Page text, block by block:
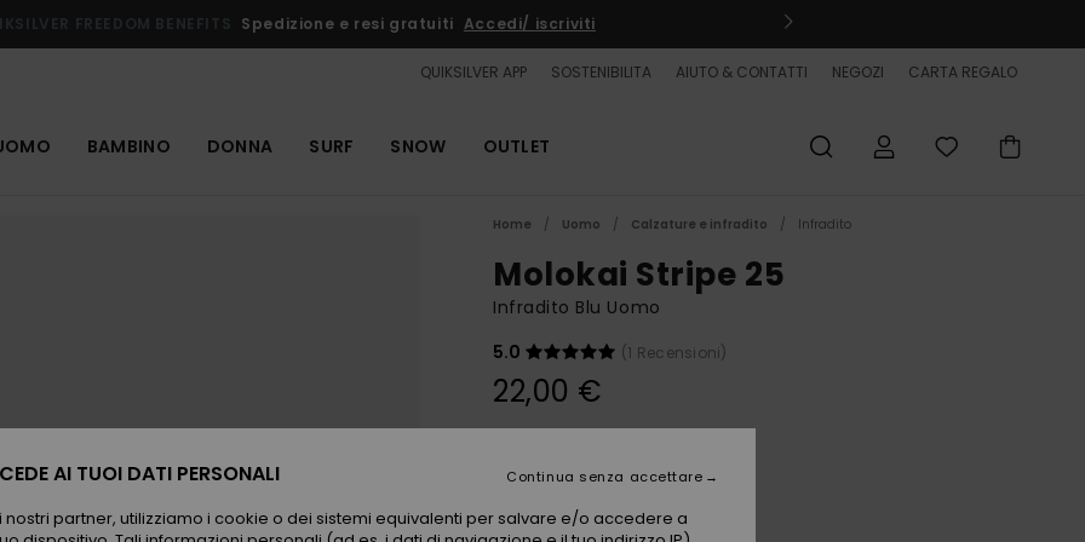
FREEDOM BENEFITS Spedizione e resi gratuiti Accedi/ iscriviti
QUIKSILVER APP SOSTENIBILITA AIUTO & CONTATTI NEGOZI CARTA REGALO
BAMBINO DONNA SURF SNOW OUTLET
Home Uomo Calzature e infradito Infradito
Molokai Stripe 25
Infradito Blu Uomo
5.0
(1 Recensioni)
22,00 €
AI TUOI DATI PERSONALI
partner, utilizziamo i cookie o dei sistemi equivalenti per salvare e/o accedere a
Continua senza accettare